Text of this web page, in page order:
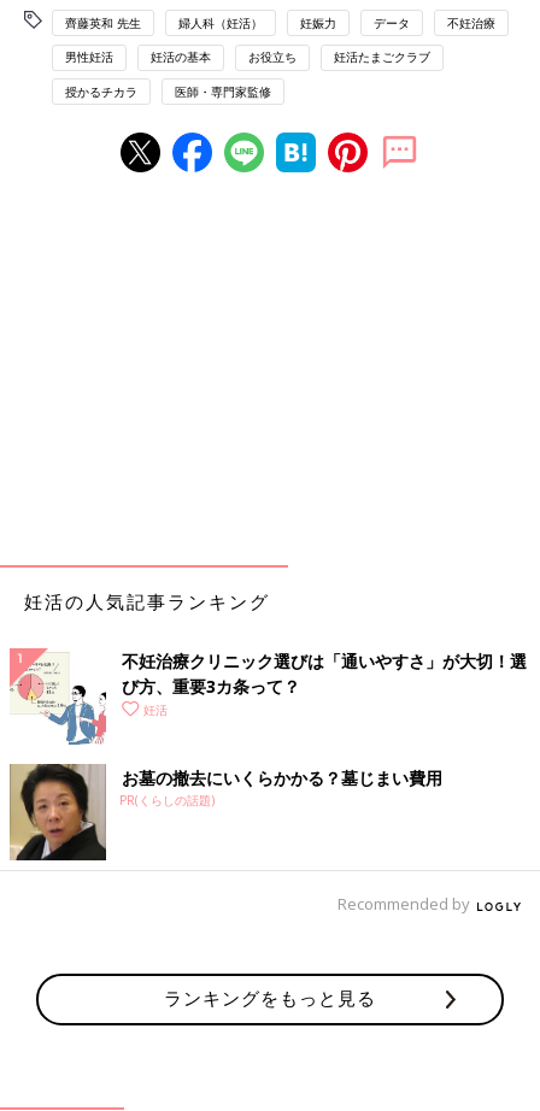
マンガでわかる！いつかのための不妊治療クリニック受診ガイド
Vol.6
※参考：「妊活たまごクラブ 2026-2027」
※この記事は、「妊活たまごクラブ2026-2027」からの抜粋で
【マンガで解説】不妊治療「タイミング
人工授精は、採取した精子を専用の注射器を使って子宮の奥へ注
入し、受精の確率を高める方法。この方法を行うのは、男性側に
乏精子症や精子の運動性が低い精子無力症、女性側に精子の進入
ムーズに進むことができない場合です。平均治療期間は3～6カ月
【Q】将来の不妊に備えて「卵子の凍結」はできますか？
齊藤英和 先生 婦人科（妊活） 妊娠力 データ 不妊治療
男性妊活 妊活の基本 お役立ち 妊活たまごクラブ
授かるチカラ 医師・専門家監修
妊活の人気記事ランキング
不妊治療クリニック選びは「通いやすさ」が大切！選
び方、重要3カ条って？
妊活
お墓の撤去にいくらかかる？墓じまい費用
PR(くらしの話題)
Recommended by
ランキングをもっと見る